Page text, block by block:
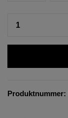
Produktnummer: